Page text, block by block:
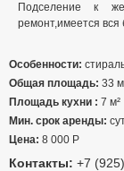
Подселение к
ремонт,имеется вся
Особенности:
Общая площадь: 33
Площадь кухни : 7 м²
Мин. срок аренды:
Цена: 8 000 Р
Контакты: +7